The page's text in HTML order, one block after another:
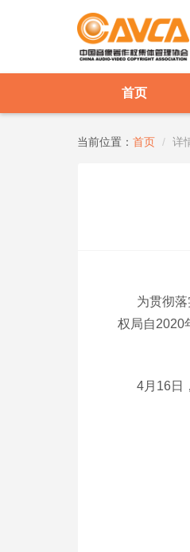
首页
当前位置： 首页 详
为贯彻落
权局自2020
4月16日，